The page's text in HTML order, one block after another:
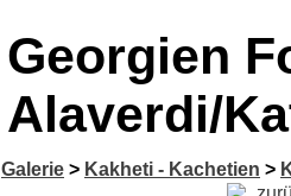
Georgien
Alaverdi/
Galerie > Kakheti - Kachetien >